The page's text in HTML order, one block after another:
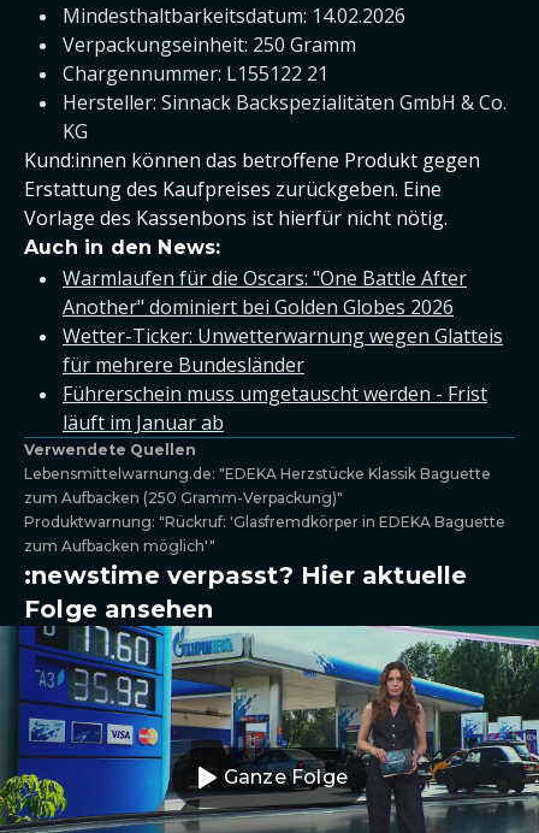
Mindesthaltbarkeitsdatum: 14.02.2026
Verpackungseinheit: 250 Gramm
Chargennummer: L155122 21
Hersteller: Sinnack Backspezialitäten GmbH & Co.
KG
Kund:innen können das betroffene Produkt gegen
Erstattung des Kaufpreises zurückgeben. Eine
Vorlage des Kassenbons ist hierfür nicht nötig.
Auch in den News:
Warmlaufen für die Oscars: "One Battle After
Another" dominiert bei Golden Globes 2026
Wetter-Ticker: Unwetterwarnung wegen Glatteis
für mehrere Bundesländer
Führerschein muss umgetauscht werden - Frist
läuft im Januar ab
Verwendete Quellen
Lebensmittelwarnung.de: "EDEKA Herzstücke Klassik Baguette
zum Aufbacken (250 Gramm-Verpackung)"
Produktwarnung: "Rückruf: 'Glasfremdkörper in EDEKA Baguette
zum Aufbacken möglich'"
:newstime verpasst? Hier aktuelle
Folge ansehen
Ganze Folge